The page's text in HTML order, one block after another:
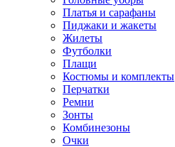
Платья и сарафаны
Пиджаки и жакеты
Жилеты
Футболки
Плащи
Костюмы и комплекты
Перчатки
Ремни
Зонты
Комбинезоны
Очки